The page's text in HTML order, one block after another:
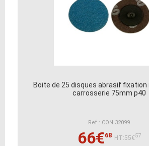
Boite de 25 disques abrasif fixation
carrosserie 75mm p40
Ref : CON 32099
66€68 HT:55€57